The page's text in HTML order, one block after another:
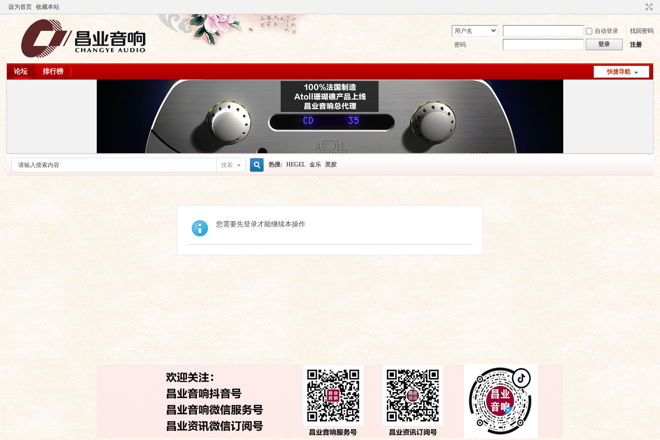
设为首页 收藏本站
自动登录
找回密码
密码
登录 注册
快捷导航
论坛 排行榜
搜索
搜
索
热搜: HEGEL 金乐 黑胶
您需要先登录才能继续本操作